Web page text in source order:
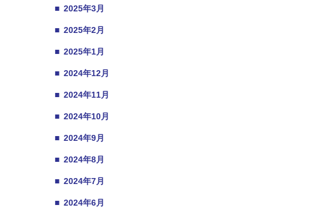
■ 2025年3月
■ 2025年2月
■ 2025年1月
■ 2024年12月
■ 2024年11月
■ 2024年10月
■ 2024年9月
■ 2024年8月
■ 2024年7月
■ 2024年6月